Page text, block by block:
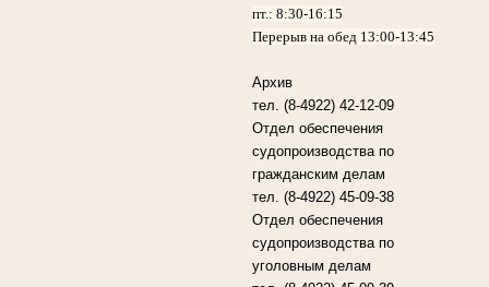
пт.:8:30-16:15
Перерыв на обед 13:00-13:45
Архив
тел. (8-4922) 42-12-09
Отдел обеспечения
судопроизводства по
гражданским делам
тел. (8-4922) 45-09-38
Отдел обеспечения
судопроизводства по
уголовным делам